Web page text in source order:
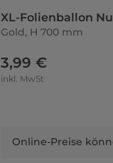
XL-Folienballon
Gold, H 700 mm
3,99 €
inkl. MwSt